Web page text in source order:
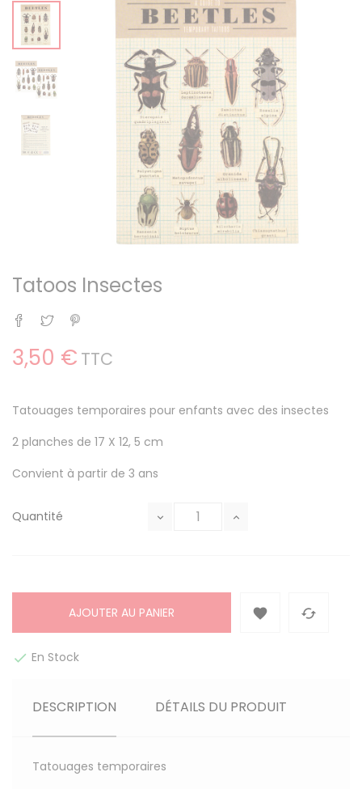
Tatoos Insectes
Partager
Tweet
3,50 € TTC
Tatouages temporaires pour enfants avec des insectes
2 planches de 17 X 12, 5 cm
Convient à partir de 3 ans
Quantité
AJOUTER AU PANIER  
 En Stock
DESCRIPTION DÉTAILS DU PRODUIT
Tatouages temporaires